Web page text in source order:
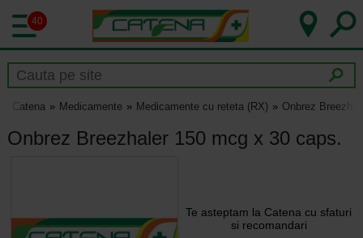
40
Catena Medicamente Medicamente cu reteta (RX) Onbrez
Onbrez Breezhaler 150 mcg x 30 caps.
Te asteptam la Catena cu sfaturi
si recomandari